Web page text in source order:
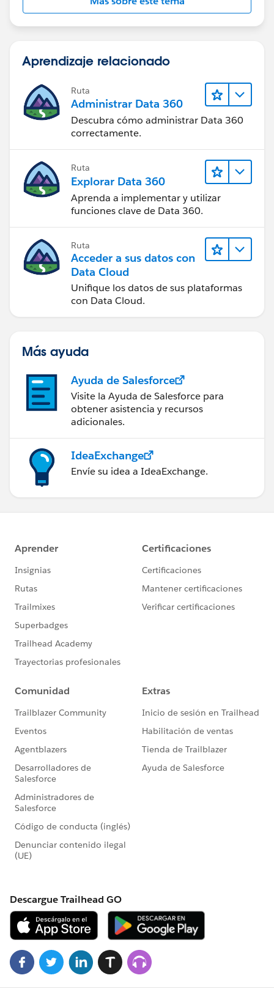
Aprendizaje relacionado
Ruta
Administrar Data 360
Descubra cómo administrar Data 360
correctamente.
Ruta
Explorar Data 360
Aprenda a implementar y utilizar
funciones clave de Data 360.
Ruta
Acceder a sus datos con
Data Cloud
Unifique los datos de sus plataformas
con Data Cloud.
Más ayuda
Ayuda de Salesforce
Visite la Ayuda de Salesforce para
obtener asistencia y recursos
adicionales.
IdeaExchange
Envíe su idea a IdeaExchange.